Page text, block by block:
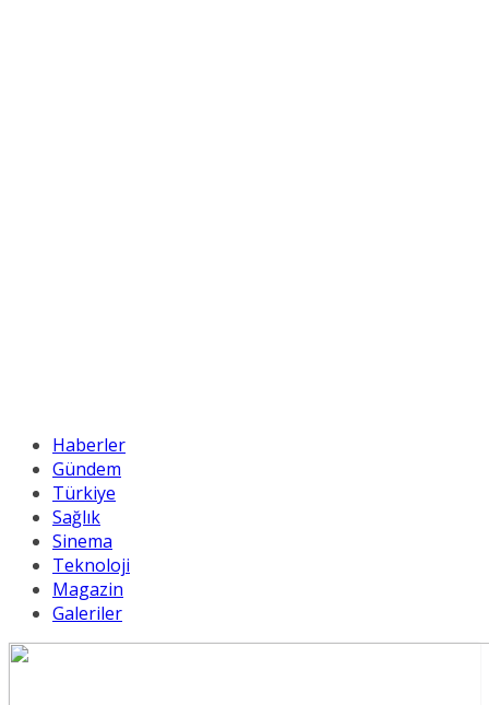
Haberler
Gündem
Türkiye
Sağlık
Sinema
Teknoloji
Magazin
Galeriler